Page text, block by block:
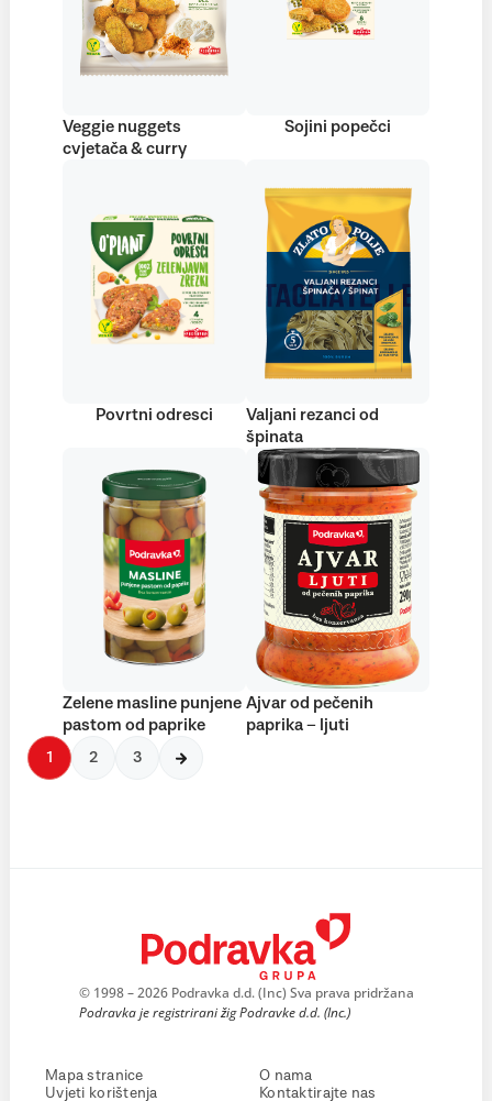
Veggie nuggets
cvjetača & curry
Sojini popečci
Povrtni odresci
Valjani rezanci od
špinata
Zelene masline punjene
pastom od paprike
Ajvar od pečenih
paprika – ljuti
1 2 3
© 1998 – 2026 Podravka d.d. (Inc) Sva prava pridržana
Podravka je registrirani žig Podravke d.d. (Inc.)
Mapa stranice
Uvjeti korištenja
O nama
Kontaktirajte nas